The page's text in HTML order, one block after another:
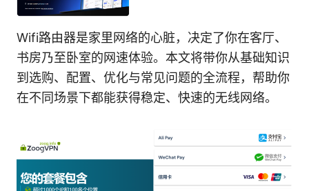
Wifi路由器是家里网络的心脏，决定了你在客厅、
书房乃至卧室的网速体验。本文将带你从基础知识
到选购、配置、优化与常见问题的全流程，帮助你
在不同场景下都能获得稳定、快速的无线网络。